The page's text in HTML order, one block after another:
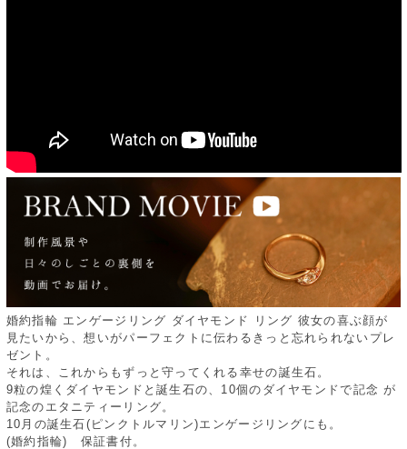
婚約指輪 エンゲージリング ダイヤモンド リング 彼女の喜ぶ顔が
見たいから、想いがパーフェクトに伝わるきっと忘れられないプレ
ゼント。
それは、これからもずっと守ってくれる幸せの誕生石。
9粒の煌くダイヤモンドと誕生石の、10個のダイヤモンドで記念 が
記念のエタニティーリング。
10月の誕生石(ピンクトルマリン)エンゲージリングにも。
(婚約指輪) 保証書付。